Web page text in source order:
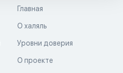
Главная
О халяль
Уровни доверия
О проекте